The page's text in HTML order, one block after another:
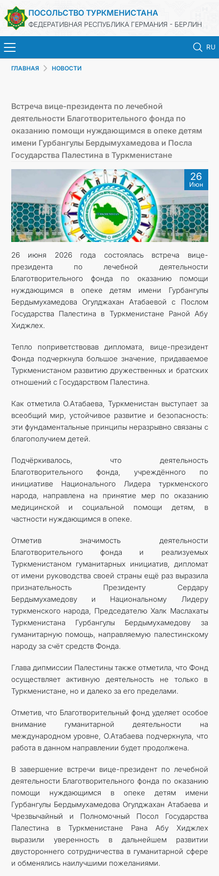
ПОСОЛЬСТВО ТУРКМЕНИСТАНА
ФЕДЕРАТИВНАЯ РЕСПУБЛИКА ГЕРМАНИЯ - БЕРЛИН
RU
МИД ТУРКМЕНИСТАНА
ТУРКМЕНИСТАН
КОНСУЛЬСКИЙ ОТДЕЛ
ИНВЕСТИЦИИ В ТУРКМЕНИСТАН
КОНТАКТНЫЕ ДАННЫЕ
ГЛАВНАЯ НОВОСТИ
Встреча вице-президента по лечебной
деятельности Благотворительного фонда по
оказанию помощи нуждающимся в опеке детям
имени Гурбангулы Бердымухамедова и Посла
Государства Палестина в Туркменистане
26
Июн
26 июня 2026 года состоялась встреча вице-
президента по лечебной деятельности
Благотворительного фонда по оказанию помощи
нуждающимся в опеке детям имени Гурбангулы
Бердымухамедова Огулджахан Атабаевой с Послом
Государства Палестина в Туркменистане Раной Абу
Хиджлех.
Тепло поприветствовав дипломата, вице-президент
Фонда подчеркнула большое значение, придаваемое
Туркменистаном развитию дружественных и братских
отношений с Государством Палестина.
Как отметила О.Атабаева, Туркменистан выступает за
всеобщий мир, устойчивое развитие и безопасность:
эти фундаментальные принципы неразрывно связаны с
благополучием детей.
Подчёркивалось, что деятельность
Благотворительного фонда, учреждённого по
инициативе Национального Лидера туркменского
народа, направлена на принятие мер по оказанию
медицинской и социальной помощи детям, в
частности нуждающимся в опеке.
Отметив значимость деятельности
Благотворительного фонда и реализуемых
Туркменистаном гуманитарных инициатив, дипломат
от имени руководства своей страны ещё раз выразила
признательность Президенту Сердару
Бердымухамедову и Национальному Лидеру
туркменского народа, Председателю Халк Маслахаты
Туркменистана Гурбангулы Бердымухамедову за
гуманитарную помощь, направляемую палестинскому
народу за счёт средств Фонда.
Глава дипмиссии Палестины также отметила, что Фонд
осуществляет активную деятельность не только в
Туркменистане, но и далеко за его пределами.
Отметив, что Благотворительный фонд уделяет особое
внимание гуманитарной деятельности на
международном уровне, О.Атабаева подчеркнула, что
работа в данном направлении будет продолжена.
В завершение встречи вице-президент по лечебной
деятельности Благотворительного фонда по оказанию
помощи нуждающимся в опеке детям имени
Гурбангулы Бердымухамедова Огулджахан Атабаева и
Чрезвычайный и Полномочный Посол Государства
Палестина в Туркменистане Рана Абу Хиджлех
выразили уверенность в дальнейшем развитии
двустороннего сотрудничества в гуманитарной сфере
и обменялись наилучшими пожеланиями.